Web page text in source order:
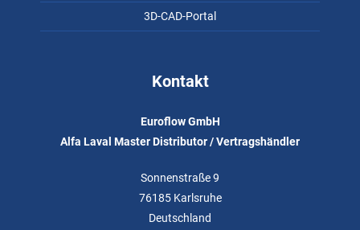
3D-CAD-Portal
Kontakt
Euroflow GmbH
Alfa Laval Master Distributor / Vertragshändler
Sonnenstraße 9
76185 Karlsruhe
Deutschland